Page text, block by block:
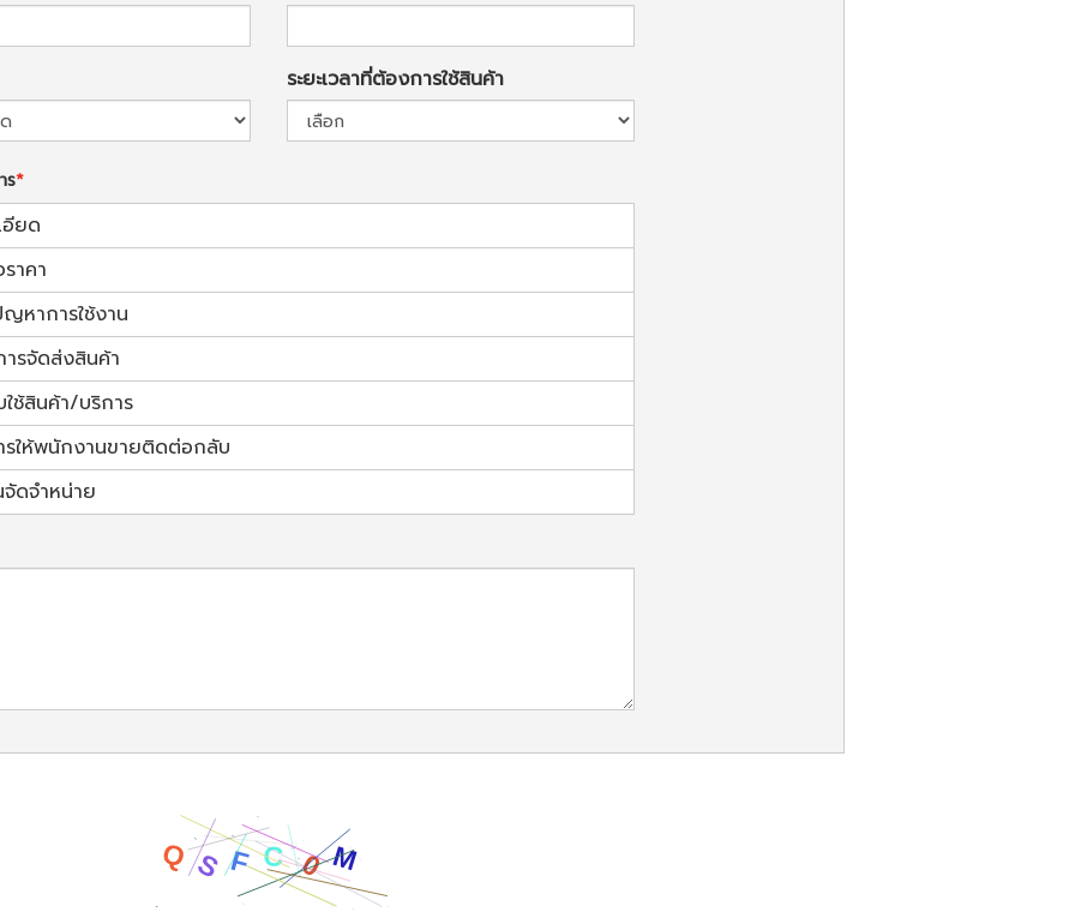
ระยะเวลาที่ต้องการใช้สินค้า
ร
อียด
ราคา
หาการใช้งาน
รจัดส่งสินค้า
ช้สินค้า/บริการ
ให้พนักงานขายติดต่อกลับ
ดจำหน่าย